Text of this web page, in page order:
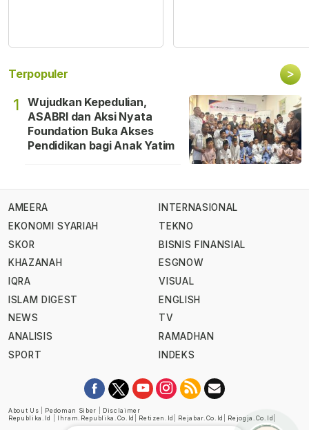
Terpopuler >
1
Wujudkan Kepedulian,
ASABRI dan Aksi Nyata
Foundation Buka Akses
Pendidikan bagi Anak Yatim
AMEERA
EKONOMI SYARIAH
SKOR
KHAZANAH
IQRA
ISLAM DIGEST
NEWS
ANALISIS
SPORT
INTERNASIONAL
TEKNO
BISNIS FINANSIAL
ESGNOW
VISUAL
ENGLISH
TV
RAMADHAN
INDEKS
About Us Pedoman Siber
Disclaimer
Republika.id
Ihram.republika.co.id Retizen.id Rejabar.co.id Rejogja.co.id